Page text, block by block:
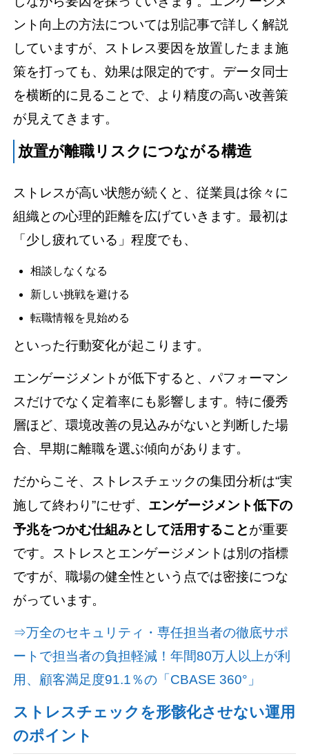
ント向上の方法については別記事で詳しく解説
していますが、ストレス要因を放置したまま施
策を打っても、効果は限定的です。データ同士
を横断的に見ることで、より精度の高い改善策
が見えてきます。
放置が離職リスクにつながる構造
ストレスが高い状態が続くと、従業員は徐々に
組織との心理的距離を広げていきます。最初は
「少し疲れている」程度でも、
相談しなくなる
新しい挑戦を避ける
転職情報を見始める
といった行動変化が起こります。
エンゲージメントが低下すると、パフォーマン
スだけでなく定着率にも影響します。特に優秀
層ほど、環境改善の見込みがないと判断した場
合、早期に離職を選ぶ傾向があります。
だからこそ、ストレスチェックの集団分析は“実
施して終わり”にせず、 エンゲージメント低下の
予兆をつかむ仕組みとして活用することが重要
です。ストレスとエンゲージメントは別の指標
ですが、職場の健全性という点では密接につな
がっています。
⇒万全のセキュリティ・専任担当者の徹底サポ
ートで担当者の負担軽減！年間80万人以上が利
用、顧客満足度91.1％の「CBASE 360°」
ストレスチェックを形骸化させない運用
のポイント